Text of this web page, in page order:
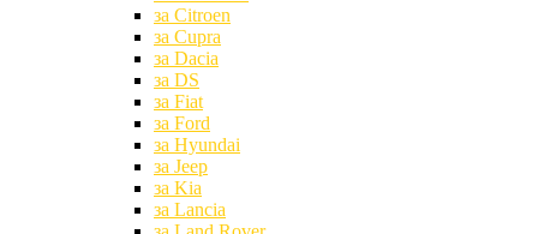
за Citroen
за Cupra
за Dacia
за DS
за Fiat
за Ford
за Hyundai
за Jeep
за Kia
за Lancia